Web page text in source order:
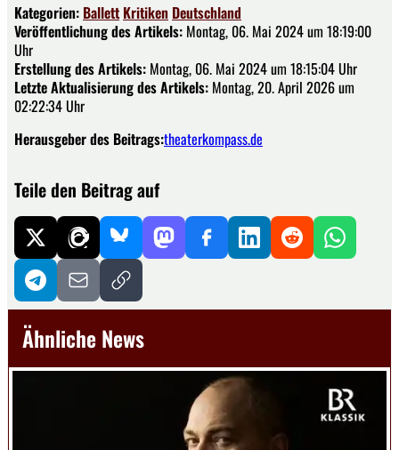
Kategorien: Ballett Kritiken Deutschland
Veröffentlichung des Artikels: Montag, 06. Mai 2024 um 18:19:00
Uhr
Erstellung des Artikels: Montag, 06. Mai 2024 um 18:15:04 Uhr
Letzte Aktualisierung des Artikels: Montag, 20. April 2026 um
02:22:34 Uhr
Herausgeber des Beitrags:theaterkompass.de
Teile den Beitrag auf
Ähnliche News